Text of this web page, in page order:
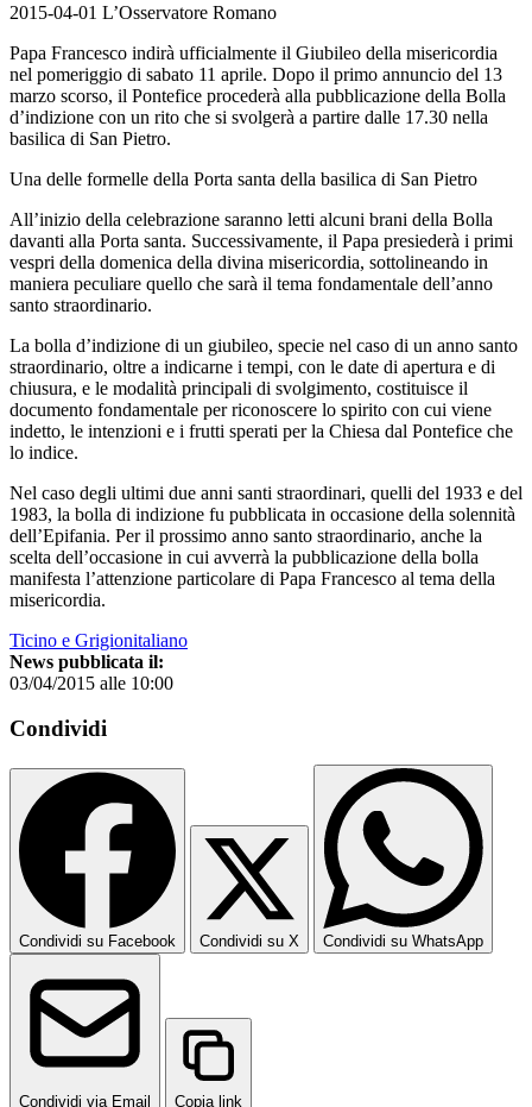
2015-04-01 L’Osservatore Romano
Papa Francesco indirà ufficialmente il Giubileo della misericordia
nel pomeriggio di sabato 11 aprile. Dopo il primo annuncio del 13
marzo scorso, il Pontefice procederà alla pubblicazione della Bolla
d’indizione con un rito che si svolgerà a partire dalle 17.30 nella
basilica di San Pietro.
Una delle formelle della Porta santa della basilica di San Pietro
All’inizio della celebrazione saranno letti alcuni brani della Bolla
davanti alla Porta santa. Successivamente, il Papa presiederà i primi
vespri della domenica della divina misericordia, sottolineando in
maniera peculiare quello che sarà il tema fondamentale dell’anno
santo straordinario.
La bolla d’indizione di un giubileo, specie nel caso di un anno santo
straordinario, oltre a indicarne i tempi, con le date di apertura e di
chiusura, e le modalità principali di svolgimento, costituisce il
documento fondamentale per riconoscere lo spirito con cui viene
indetto, le intenzioni e i frutti sperati per la Chiesa dal Pontefice che
lo indice.
Nel caso degli ultimi due anni santi straordinari, quelli del 1933 e del
1983, la bolla di indizione fu pubblicata in occasione della solennità
dell’Epifania. Per il prossimo anno santo straordinario, anche la
scelta dell’occasione in cui avverrà la pubblicazione della bolla
manifesta l’attenzione particolare di Papa Francesco al tema della
misericordia.
Ticino e Grigionitaliano
News pubblicata il:
03/04/2015 alle 10:00
Condividi
Condividi su Facebook Condividi su X Condividi su WhatsApp
Condividi via Email Copia link